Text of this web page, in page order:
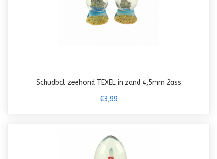
Schudbal zeehond TEXEL in zand 4,5mm 2ass
€3,99